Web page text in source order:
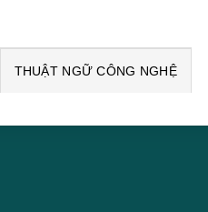
THUẬT NGỮ CÔNG NGHỆ